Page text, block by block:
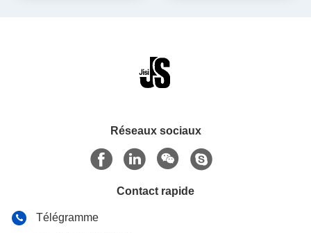
Réseaux sociaux
Contact rapide
Télégramme